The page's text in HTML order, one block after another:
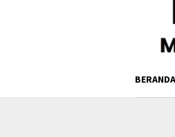
BERANDA